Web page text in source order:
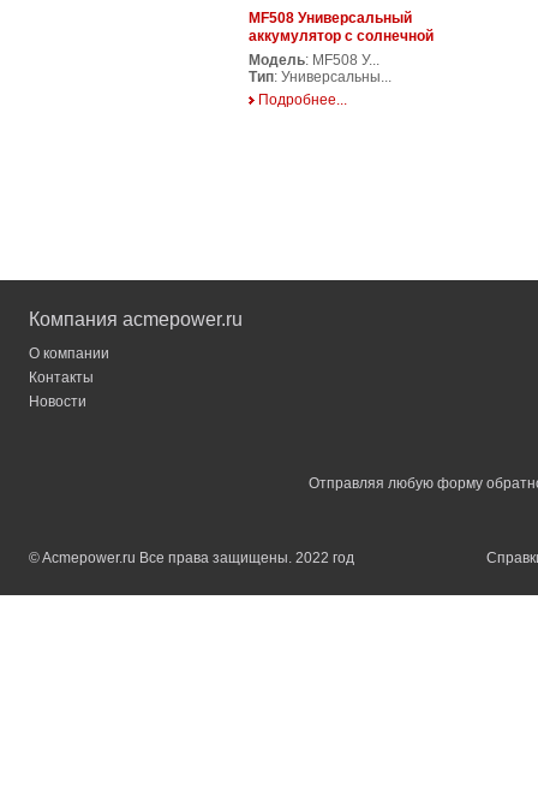
MF508 Универсальный
аккумулятор с солнечной
батареей
Модель: MF508 У...
Тип: Универсальны...
Подробнее...
Компания acmepower.ru
О компании
Контакты
Новости
Отправляя любую форму
© Acmepower.ru Все права защищены. 2022 год